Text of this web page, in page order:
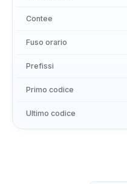
Contee
Fuso orario
Prefissi
Primo codice
Ultimo codice